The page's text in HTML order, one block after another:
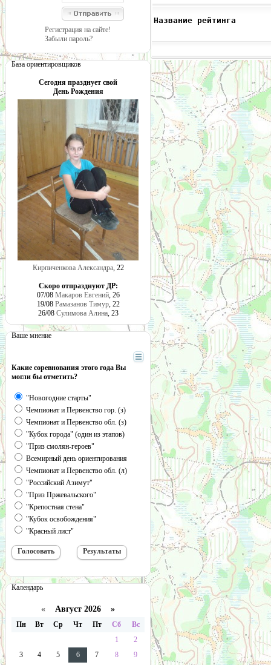
Регистрация на сайте!
Забыли пароль?
База ориентировщиков
Сегодня празднует свой
День Рождения
Кирпиченкова Александра, 22
Скоро отпразднуют ДР:
07/08 Макаров Евгений, 26
19/08 Рамазанов Тимур, 22
26/08 Сулимова Алина, 23
Ваше мнение
Какие соревнования этого года Вы
могли бы отметить?
"Новогодние старты"
Чемпионат и Первенство гор. (з)
Чемпионат и Первенство обл. (з)
"Кубок города" (один из этапов)
"Приз смолян-героев"
Всемирный день ориентирования
Чемпионат и Первенство обл. (л)
"Российский Азимут"
"Приз Пржевальского"
"Крепостная стена"
"Кубок освобождения"
"Красный лист"
Календарь
« Август 2026 »
Пн Вт Ср Чт Пт Сб
Вс
1
2
3
4 5 6 7 8
9
Название рейтинга